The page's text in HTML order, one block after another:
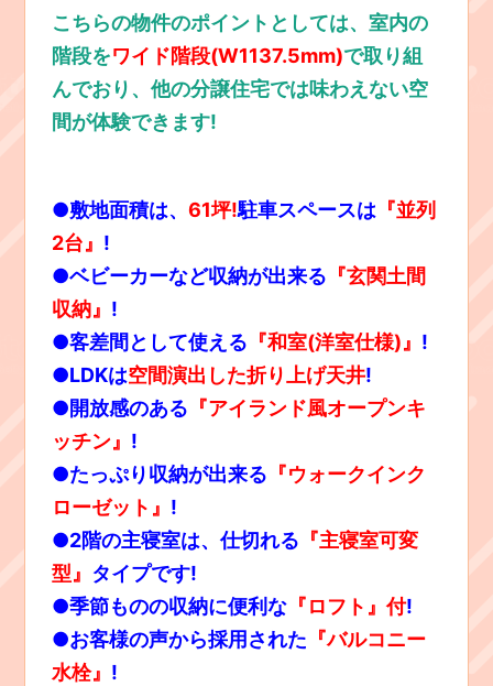
こちらの物件のポイントとしては、室内の
階段をワイド階段(W1137.5mm)で取り組
んでおり、他の分譲住宅では味わえない空
間が体験できます!
●敷地面積は、61坪!駐車スペースは 『並列
2台』 !
●ベビーカーなど収納が出来る 『玄関土間
収納』 !
●客差間として使える 『和室(洋室仕様)』 !
●LDKは空間演出した折り上げ天井!
●開放感のある 『アイランド風オープンキ
ッチン』 !
●たっぷり収納が出来る 『ウォークインク
ローゼット』 !
●2階の主寝室は、仕切れる 『主寝室可変
型』 タイプです!
●季節ものの収納に便利な 『ロフト』付!
●お客様の声から採用された 『バルコニー
水栓』 !